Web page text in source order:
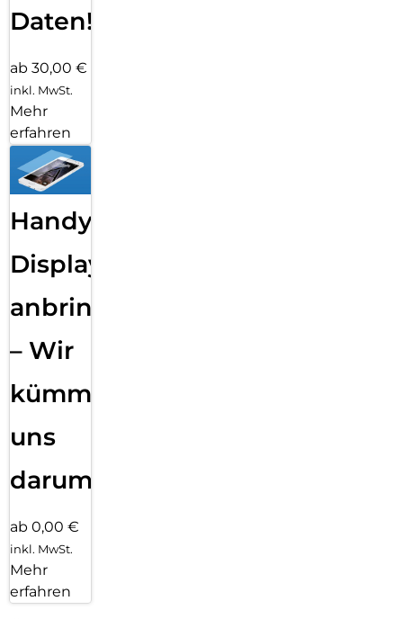
Daten!
ab 30,00 €
inkl. MwSt.
Mehr
erfahren
Handy
Displayfolie
anbringen
– Wir
kümmern
uns
darum!
ab 0,00 €
inkl. MwSt.
Mehr
erfahren